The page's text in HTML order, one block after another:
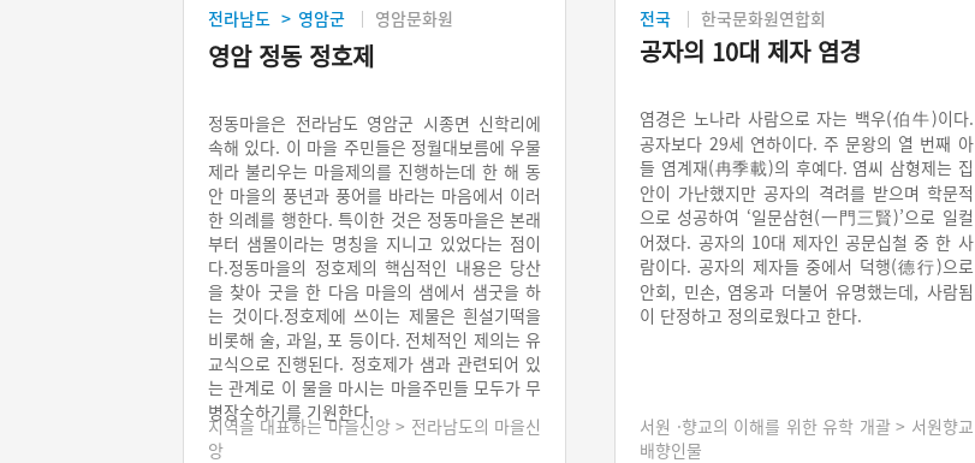
전라남도 > 영암군 영암문화원
영암 정동 정호제
정동마을은 전라남도 영암군 시종면 신학리에
속해 있다. 이 마을 주민들은 정월대보름에 우물
제라 불리우는 마을제의를 진행하는데 한 해 동
안 마을의 풍년과 풍어를 바라는 마음에서 이러
한 의례를 행한다. 특이한 것은 정동마을은 본래
부터 샘몰이라는 명칭을 지니고 있었다는 점이
다.정동마을의 정호제의 핵심적인 내용은 당산
을 찾아 굿을 한 다음 마을의 샘에서 샘굿을 하
는 것이다.정호제에 쓰이는 제물은 흰설기떡을
비롯해 술, 과일, 포 등이다. 전체적인 제의는 유
교식으로 진행된다. 정호제가 샘과 관련되어 있
는 관계로 이 물을 마시는 마을주민들 모두가 무
병장수하기를 기원한다.
지역을 대표하는 마을신앙 > 전라남도의 마을신
앙
전국 한국문화원연합회
공자의 10대 제자 염경
염경은 노나라 사람으로 자는 백우(伯牛)이다.
공자보다 29세 연하이다. 주 문왕의 열 번째 아
들 염계재(冉季載)의 후예다. 염씨 삼형제는 집
안이 가난했지만 공자의 격려를 받으며 학문적
으로 성공하여 ‘일문삼현(一門三賢)’으로 일컬
어졌다. 공자의 10대 제자인 공문십철 중 한 사
람이다. 공자의 제자들 중에서 덕행(德行)으로
안회, 민손, 염옹과 더불어 유명했는데, 사람됨
이 단정하고 정의로웠다고 한다.
서원 ·향교의 이해를 위한 유학 개괄 > 서원향교
배향인물